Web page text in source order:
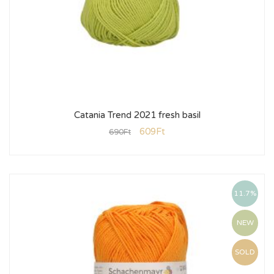
Catania Trend 2021 fresh basil
690Ft 609Ft
11.7%
NEW
SOLD